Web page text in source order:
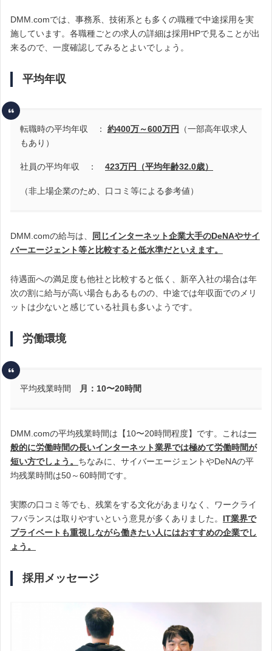
DMM.comでは、事務系、技術系とも多くの職種で中途採用を実
施しています。各職種ごとの求人の詳細は採用HPで見ることが出
来るので、一度確認してみるとよいでしょう。
平均年収
転職時の平均年収 ： 約400万～600万円 （一部高年収求人
もあり）
社員の平均年収 ： 423万円（平均年齢32.0歳）
（非上場企業のため、口コミ等による参考値）
DMM.comの給与は、
同じインターネット企業大手のDeNAやサイ
バーエージェント等と比較すると低水準だといえます。
待遇面への満足度も他社と比較すると低く、新卒入社の場合は年
次の割に給与が高い場合もあるものの、中途では年収面でのメリ
ットは少ないと感じている社員も多いようです。
労働環境
平均残業時間 月：10〜20時間
DMM.comの平均残業時間は【10〜20時間程度】です。これは一
般的に労働時間の長いインターネット業界では極めて労働時間が
短い方でしょう。 ちなみに、サイバーエージェントやDeNAの平
均残業時間は50～60時間です。
実際の口コミ等でも、残業をする文化があまりなく、ワークライ
フバランスは取りやすいという意見が多くありました。 IT業界で
プライベートも重視しながら働きたい人にはおすすめの企業でし
ょう。
採用メッセージ